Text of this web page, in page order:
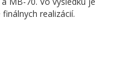
realizácií.